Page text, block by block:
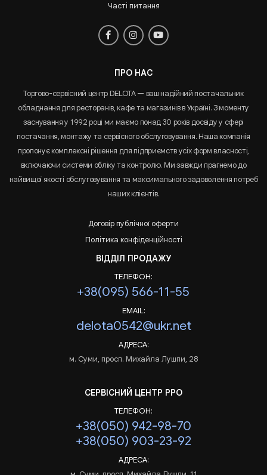
Часті питання
ПРО НАС
Торгово-сервісний центр DELOTA — ваш надійний постачальник
обладнання для ресторанів, кафе та магазинів в Україні. З моменту
заснування у 1992 році ми маємо понад 30 років досвіду у сфері
постачання, монтажу та сервісного обслуговування. Наша компанія
пропонує комплексні рішення для підприємств усіх форм власності,
включаючи системи обліку та контролю. Ми завжди прагнемо до
найвищої якості обслуговування та максимального задоволення потреб
наших клієнтів.
Договір публічної оферти
Політика конфіденційності
ВІДДІЛ ПРОДАЖУ
ТЕЛЕФОН:
+38(095) 566-11-55
EMAIL:
delota0542@ukr.net
АДРЕСА:
м. Суми, просп. Михайла Лушпи, 28
СЕРВІСНИЙ ЦЕНТР РРО
ТЕЛЕФОН:
+38(050) 942-98-70
+38(050) 903-23-92
АДРЕСА: